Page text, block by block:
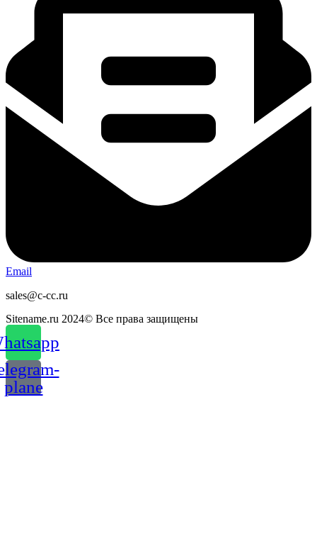
Email
sales@c-cc.ru
Sitename.ru 2024© Все права защищены
plane